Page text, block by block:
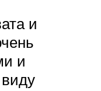
и
и